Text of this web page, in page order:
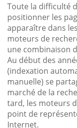
Toute la difficulté
positionner les
apparaître dans
moteurs de
une combinaison
Au début des
(indexation
manuelle) se
marché de la
tard, les moteurs
point de
Internet.